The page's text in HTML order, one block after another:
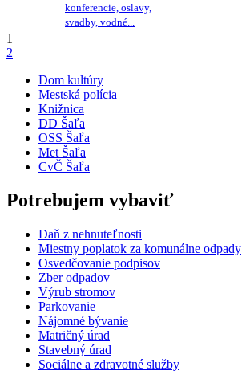
konferencie, oslavy,
svadby, vodné...
1
2
Dom kultúry
Mestská polícia
Knižnica
DD Šaľa
OSS Šaľa
Met Šaľa
CvČ Šaľa
Potrebujem vybaviť
Daň z nehnuteľnosti
Miestny poplatok za komunálne odpady
Osvedčovanie podpisov
Zber odpadov
Výrub stromov
Parkovanie
Nájomné bývanie
Matričný úrad
Stavebný úrad
Sociálne a zdravotné služby